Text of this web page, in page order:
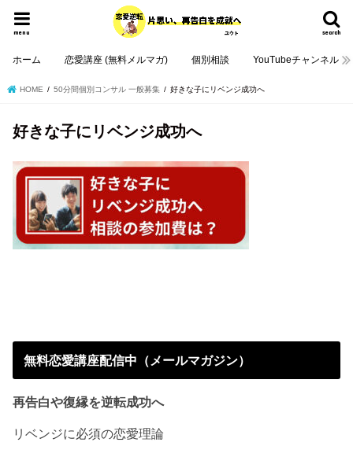
search
menu
ホーム 恋愛講座 (無料メルマガ) 個別相談 YouTubeチャンネル
HOME 50分間個別コンサル 一般募集 好きな子にリベンジ成功へ
好きな子にリベンジ成功へ
無料恋愛講座配信中（メールマガジン）
再告白や復縁を逆転成功へ
リベンジに必須の恋愛理論